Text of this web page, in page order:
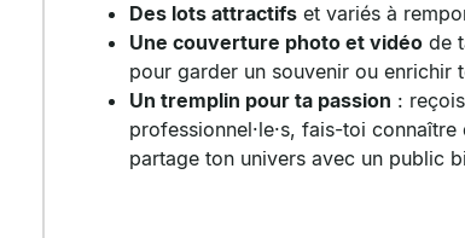
Des lots attractifs et variés à
Une couverture photo et vidéo de
pour garder un souvenir ou enrichir
Un tremplin pour ta passion :
professionnel·le·s, fais-toi
partage ton univers avec un public